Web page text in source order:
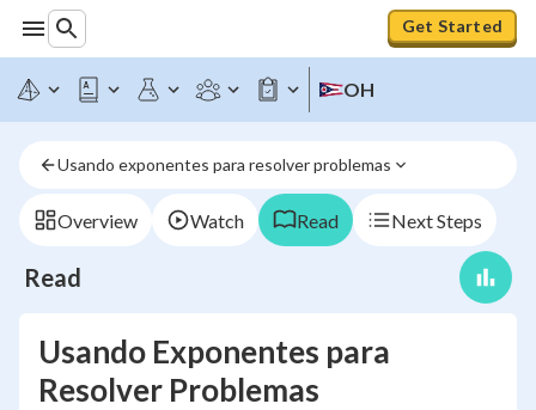
Get Started
OH
Usando exponentes para resolver problemas
Overview Watch Read Next Steps
Read
Usando Exponentes para
Resolver Problemas